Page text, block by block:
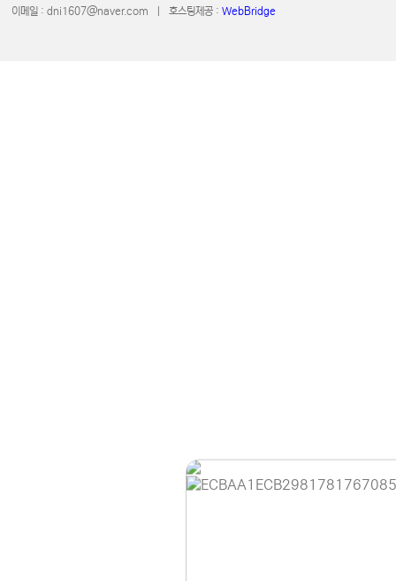
이메일 : dni1607@naver.com | 호스팅제공 : WebBridge